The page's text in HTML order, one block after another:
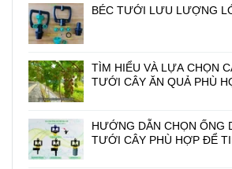
BÉC TƯỚI LƯU LƯỢNG
TÌM HIỂU VÀ LỰA CHỌN
TƯỚI CÂY ĂN QUẢ PHÙ
HƯỚNG DẪN CHỌN ỐNG
TƯỚI CÂY PHÙ HỢP ĐỂ